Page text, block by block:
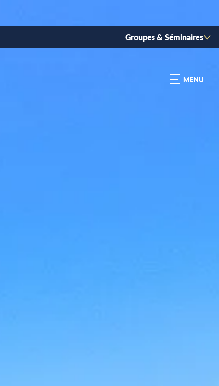
Groupes & Séminaires
MENU